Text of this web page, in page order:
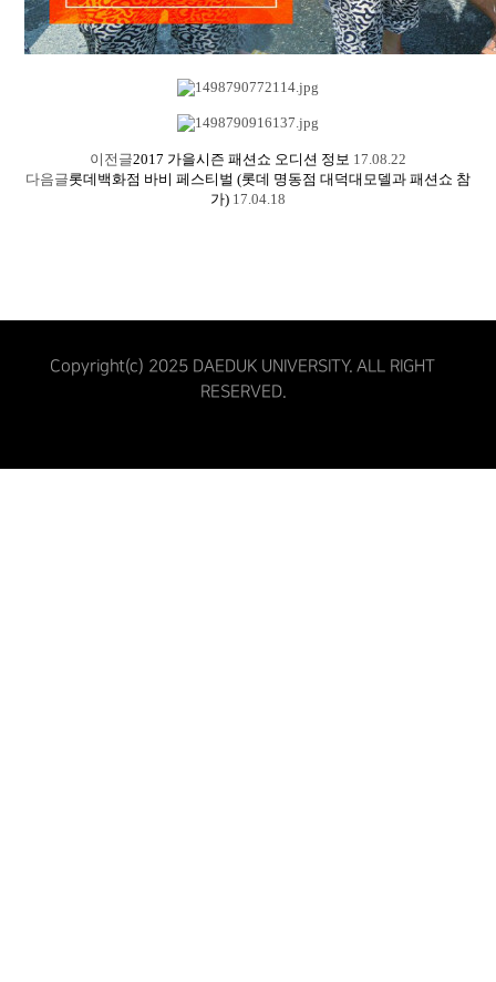
이전글2017 가을시즌 패션쇼 오디션 정보 17.08.22
다음글롯데백화점 바비 페스티벌 (롯데 명동점 대덕대모델과 패션쇼 참
가) 17.04.18
Copyright(c) 2025 DAEDUK UNIVERSITY. ALL RIGHT
RESERVED.